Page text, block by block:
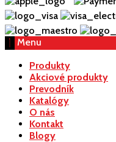
Menu
Produkty
Akciové produkty
Prevodník
Katalógy
O nás
Kontakt
Blogy